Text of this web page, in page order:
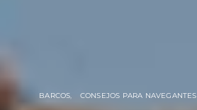
BARCOS CONSEJOS PARA NAVEGANTES